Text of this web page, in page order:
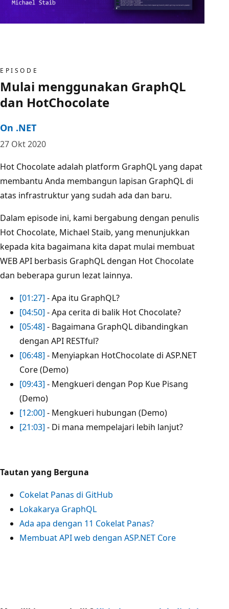
EPISODE
Mulai menggunakan GraphQL
dan HotChocolate
On .NET
27 Okt 2020
Hot Chocolate adalah platform GraphQL yang dapat
membantu Anda membangun lapisan GraphQL di
atas infrastruktur yang sudah ada dan baru.
Dalam episode ini, kami bergabung dengan penulis
Hot Chocolate, Michael Staib, yang menunjukkan
kepada kita bagaimana kita dapat mulai membuat
WEB API berbasis GraphQL dengan Hot Chocolate
dan beberapa gurun lezat lainnya.
[01:27] - Apa itu GraphQL?
[04:50] - Apa cerita di balik Hot Chocolate?
[05:48] - Bagaimana GraphQL dibandingkan
dengan API RESTful?
[06:48] - Menyiapkan HotChocolate di ASP.NET
Core (Demo)
[09:43] - Mengkueri dengan Pop Kue Pisang
(Demo)
[12:00] - Mengkueri hubungan (Demo)
[21:03] - Di mana mempelajari lebih lanjut?
Tautan yang Berguna
Cokelat Panas di GitHub
Lokakarya GraphQL
Ada apa dengan 11 Cokelat Panas?
Membuat API web dengan ASP.NET Core